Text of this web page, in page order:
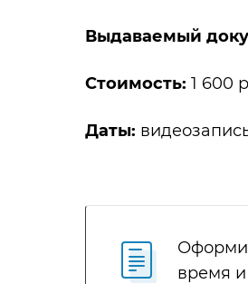
Выдаваемый
Стоимость: 1 600
Даты:
время